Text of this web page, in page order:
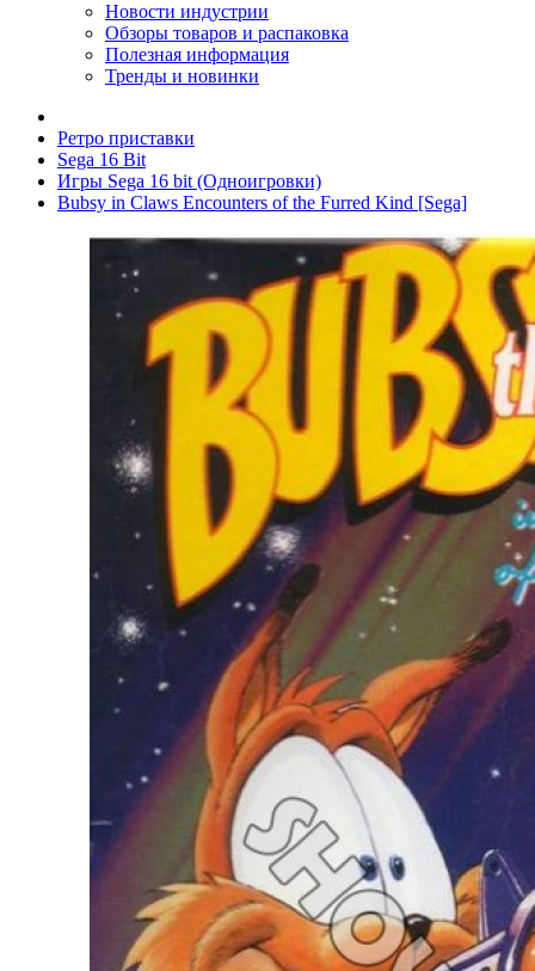
Новости индустрии
Обзоры товаров и распаковка
Полезная информация
Тренды и новинки
Ретро приставки
Sega 16 Bit
Игры Sega 16 bit (Одноигровки)
Bubsy in Claws Encounters of the Furred Kind [Sega]